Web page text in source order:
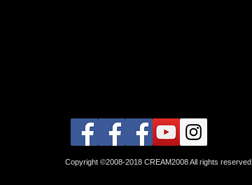
Copyright ©2008-2018 CREAM2008 All rights reserved.